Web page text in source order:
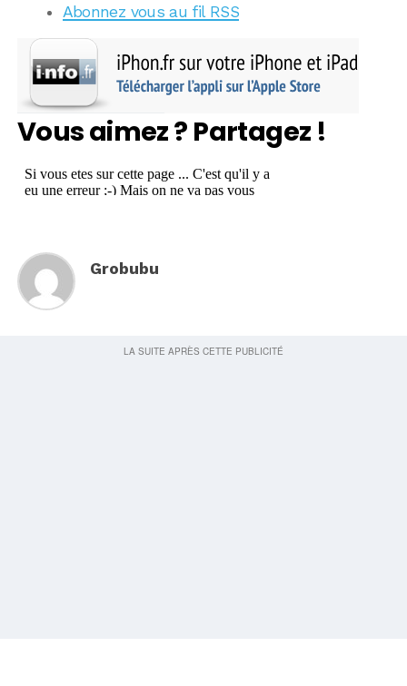
Abonnez vous au fil RSS
Vous aimez ? Partagez !
Grobubu